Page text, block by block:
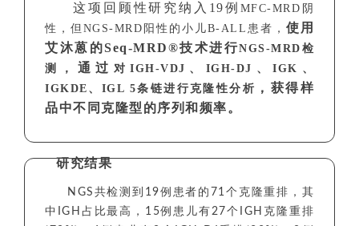
这项回顾性研究纳入19例 MFC-MRD阴
性，但 NGS-MRD 阳性的小儿B-ALL患者， 使用
艾沐蒽的Seq-MRD®技术进行NGS-MRD检
测， 通过 对IGH-VDJ、IGH-DJ、IGK、
IGKDE、IGL 5条链进行克隆性分析 ， 获得样
品中不同克隆型的序列和频率。
研究结果
NGS共检测到19例患者的71个克隆重排， 其
中IGH占比最高， 15例患儿有27个IGH克隆重排